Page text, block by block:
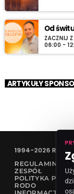
Od
ZACZNIJ
06:00 -
ARTYKUŁY
1994-2026 RADIO
REGULAMIN
ZESPÓŁ
POLITYKA
RODO